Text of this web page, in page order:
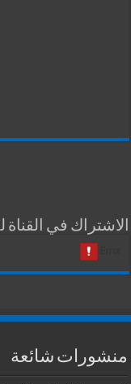
الاشتراك في القناة
منشورات شائعة